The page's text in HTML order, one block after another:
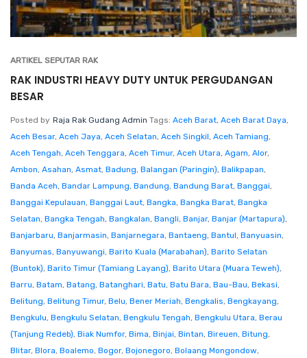
ARTIKEL SEPUTAR RAK
RAK INDUSTRI HEAVY DUTY UNTUK PERGUDANGAN
BESAR
Posted by Raja Rak Gudang Admin Tags: Aceh Barat, Aceh Barat Daya,
Aceh Besar, Aceh Jaya, Aceh Selatan, Aceh Singkil, Aceh Tamiang,
Aceh Tengah, Aceh Tenggara, Aceh Timur, Aceh Utara, Agam, Alor,
Ambon, Asahan, Asmat, Badung, Balangan (Paringin), Balikpapan,
Banda Aceh, Bandar Lampung, Bandung, Bandung Barat, Banggai,
Banggai Kepulauan, Banggai Laut, Bangka, Bangka Barat, Bangka
Selatan, Bangka Tengah, Bangkalan, Bangli, Banjar, Banjar (Martapura),
Banjarbaru, Banjarmasin, Banjarnegara, Bantaeng, Bantul, Banyuasin,
Banyumas, Banyuwangi, Barito Kuala (Marabahan), Barito Selatan
(Buntok), Barito Timur (Tamiang Layang), Barito Utara (Muara Teweh),
Barru, Batam, Batang, Batanghari, Batu, Batu Bara, Bau-Bau, Bekasi,
Belitung, Belitung Timur, Belu, Bener Meriah, Bengkalis, Bengkayang,
Bengkulu, Bengkulu Selatan, Bengkulu Tengah, Bengkulu Utara, Berau
(Tanjung Redeb), Biak Numfor, Bima, Binjai, Bintan, Bireuen, Bitung,
Blitar, Blora, Boalemo, Bogor, Bojonegoro, Bolaang Mongondow,